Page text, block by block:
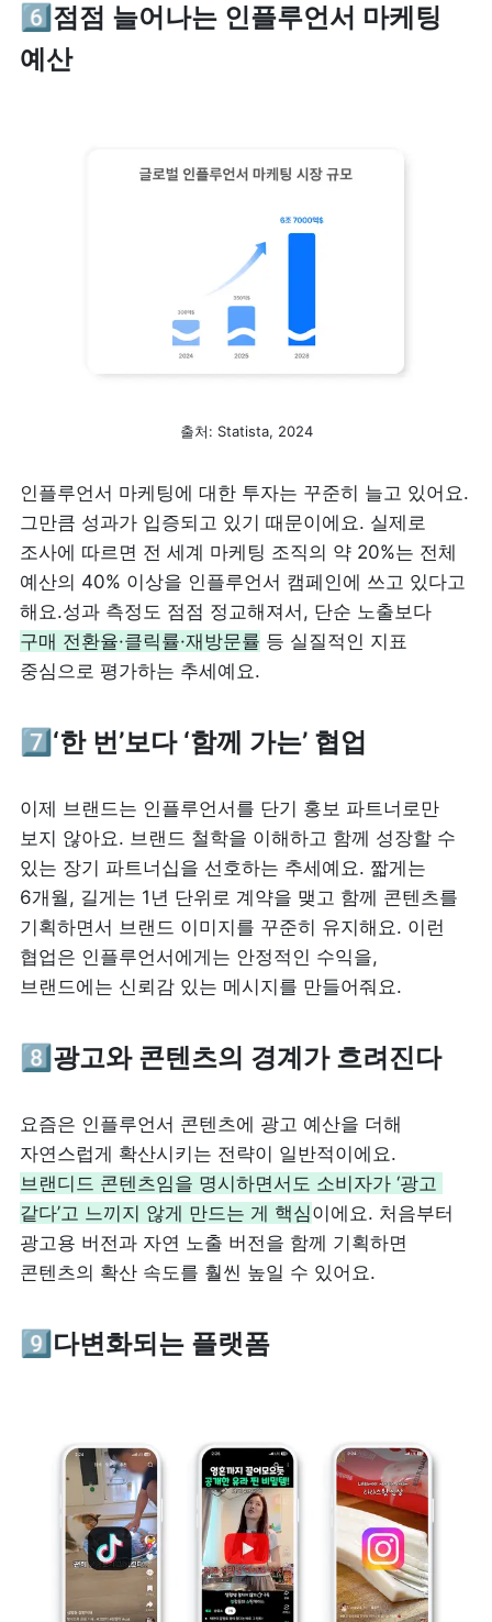
6️⃣점점 늘어나는 인플루언서 마케팅
예산
출처: Statista, 2024
인플루언서 마케팅에 대한 투자는 꾸준히 늘고 있어요.
그만큼 성과가 입증되고 있기 때문이에요. 실제로
조사에 따르면 전 세계 마케팅 조직의 약 20%는 전체
예산의 40% 이상을 인플루언서 캠페인에 쓰고 있다고
해요.성과 측정도 점점 정교해져서, 단순 노출보다
구매 전환율·클릭률·재방문률 등 실질적인 지표
중심으로 평가하는 추세예요.
7️⃣‘한 번’보다 ‘함께 가는’ 협업
이제 브랜드는 인플루언서를 단기 홍보 파트너로만
보지 않아요. 브랜드 철학을 이해하고 함께 성장할 수
있는 장기 파트너십을 선호하는 추세예요. 짧게는
6개월, 길게는 1년 단위로 계약을 맺고 함께 콘텐츠를
기획하면서 브랜드 이미지를 꾸준히 유지해요. 이런
협업은 인플루언서에게는 안정적인 수익을,
브랜드에는 신뢰감 있는 메시지를 만들어줘요.
8️⃣광고와 콘텐츠의 경계가 흐려진다
요즘은 인플루언서 콘텐츠에 광고 예산을 더해
브랜디드 콘텐츠임을 명시하면서도 소비자가 ‘광고
같다’고 느끼지 않게 만드는 게 핵심이에요. 처음부터
광고용 버전과 자연 노출 버전을 함께 기획하면
콘텐츠의 확산 속도를 훨씬 높일 수 있어요.
9️⃣다변화되는 플랫폼